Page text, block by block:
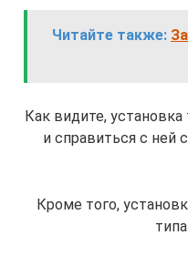
Читайте также:
Как видите,
и справиться с ней
Кроме того,